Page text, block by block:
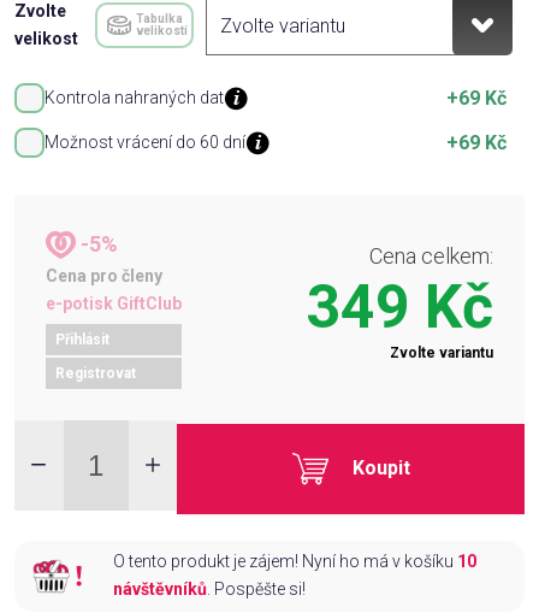
Zvolte
velikost
Tabulka
velikostí
Kontrola nahraných dat +69 Kč
Možnost vrácení do 60 dní +69 Kč
-5%
Cena pro členy
e-potisk GiftClub
Přihlásit
Registrovat
Cena celkem:
349 Kč
Zvolte variantu
Koupit
O tento produkt je zájem! Nyní ho má v košíku 10
návštěvníků. Pospěšte si!